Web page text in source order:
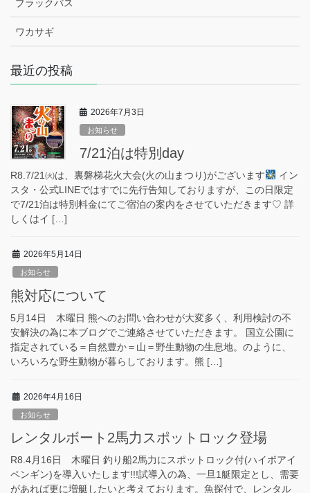
ブラックバス
ワカサギ
最近の投稿
2026年7月3日
お知らせ
7/21泊は特別day
R8.7/21㈫は、裏磐梯花火大会(火の山まつり)がございます
イン
スタ・公式LINEではすでに先行告知しておりますが、この日限定
で7/21泊は特別料金にてご宿泊の案内をさせていただきます♡ 詳
しくはイ […]
2026年5月14日
お知らせ
熊対応について
5月14日 木曜日 熊へのお問い合わせが大変多く、利用検討の不
安解決の為に本ブログでご連絡させていただきます。 国立公園に
指定されている＝自然豊か＝山＝野生動物の生息地。のように、
いろいろな野生動物が暮らしております。熊 […]
2026年4月16日
お知らせ
レンタルボート2馬力スポットロック登場
R8.4月16日 木曜日 釣り船2馬力にスポットロック付(ハイボアイ
ペンギン)を導入いたします!!!試導入の為、一旦1艇限定とし、需要
があれば更に増艇したいと考えております。魚探付で、レンタル